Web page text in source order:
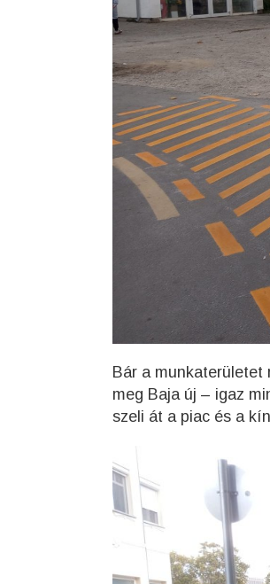
Bár a munkaterületet
meg Baja új – igaz
szeli át a piac és a